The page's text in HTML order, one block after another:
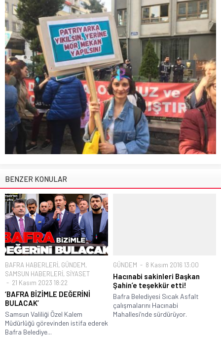
BENZER KONULAR
BAFRA HABERLERİ, GÜNDEM,
SAMSUN HABERLERİ, SİYASET
21 Kasım 2023 18:22
‘BAFRA BİZİMLE DEĞERİNİ
BULACAK’
Samsun Valiliği Özel Kalem
Müdürlüğü görevinden istifa ederek
Bafra Belediye...
GÜNDEM 8 Kasım 2016 13:00
Hacınabi sakinleri Başkan
Şahin’e teşekkür etti!
Bafra Belediyesi Sıcak Asfalt
çalışmalarını Hacınabi
Mahallesi’nde sürdürüyor.